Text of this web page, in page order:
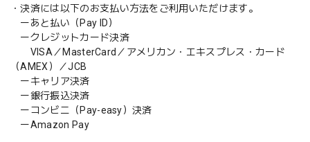
・決済には以下のお支払い方法をご利用いただけます。
ーあと払い（Pay ID）
ークレジットカード決済
VISA／MasterCard／アメリカン・エキスプレス・カード
（AMEX）／JCB
ーキャリア決済
ー銀行振込決済
ーコンビニ（Pay-easy）決済
ーAmazon Pay